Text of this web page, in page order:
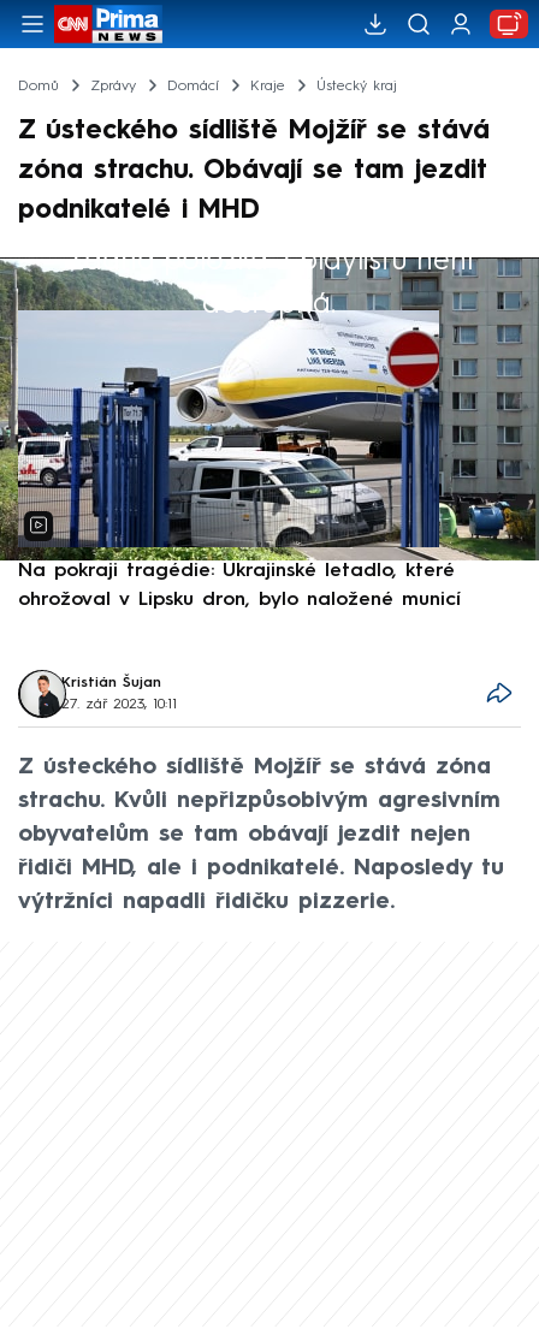
Domů Zprávy Domácí Kraje Ústecký kraj
Z ústeckého sídliště Mojžíř se stává
zóna strachu. Obávají se tam jezdit
podnikatelé i MHD
Žádná položka z playlistu není
dostupná.
Výběr redakce
Na pokraji tragédie: Ukrajinské letadlo, které
ohrožoval v Lipsku dron, bylo naložené municí
Kristián Šujan
27. zář 2023, 10:11
Z ústeckého sídliště Mojžíř se stává zóna
strachu. Kvůli nepřizpůsobivým agresivním
obyvatelům se tam obávají jezdit nejen
řidiči MHD, ale i podnikatelé. Naposledy tu
výtržníci napadli řidičku pizzerie.